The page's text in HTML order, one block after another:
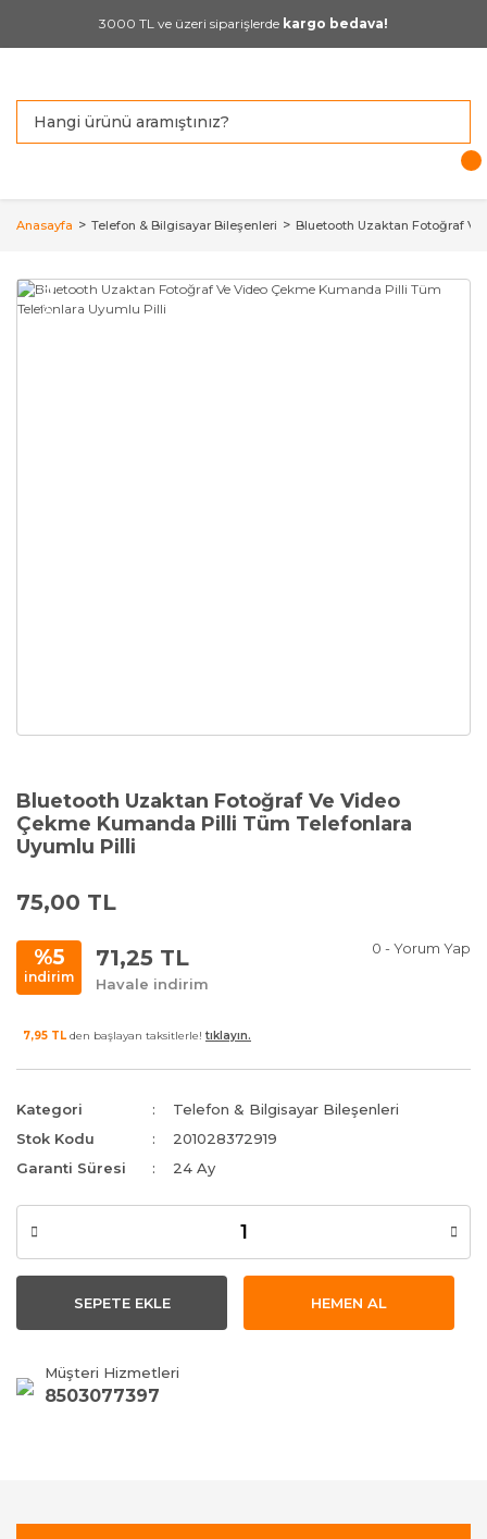
3000 TL ve üzeri siparişlerde kargo bedava!
Anasayfa Telefon & Bilgisayar Bileşenleri Bluetooth Uzaktan Fotoğraf
YENİ
Bluetooth Uzaktan Fotoğraf Ve Video
Çekme Kumanda Pilli Tüm Telefonlara
Uyumlu Pilli
75,00 TL
%5
indirim
71,25 TL
Havale indirim
0 - Yorum Yap
7,95 TL den başlayan taksitlerle! tıklayın.
Kategori
Telefon & Bilgisayar Bileşenleri
Stok Kodu
201028372919
Garanti Süresi
24 Ay
SEPETE EKLE HEMEN AL
Müşteri Hizmetleri
8503077397